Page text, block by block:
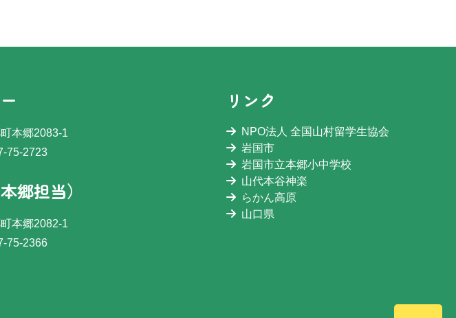
本郷2083-1
75-2723
郷担当）
本郷2082-1
2366
リンク
NPO法人 全国山村留学生協会
岩国市
岩国市立本郷小中学校
山代本谷神楽
らかん高原
山口県